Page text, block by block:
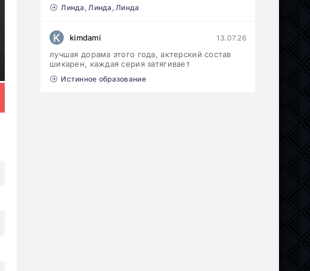
Линда, Линда, Линда
K kimdami 13.07.26
лучшая дорама этого года, актерский состав
шикарен, каждая серия затягивает
Истинное образование